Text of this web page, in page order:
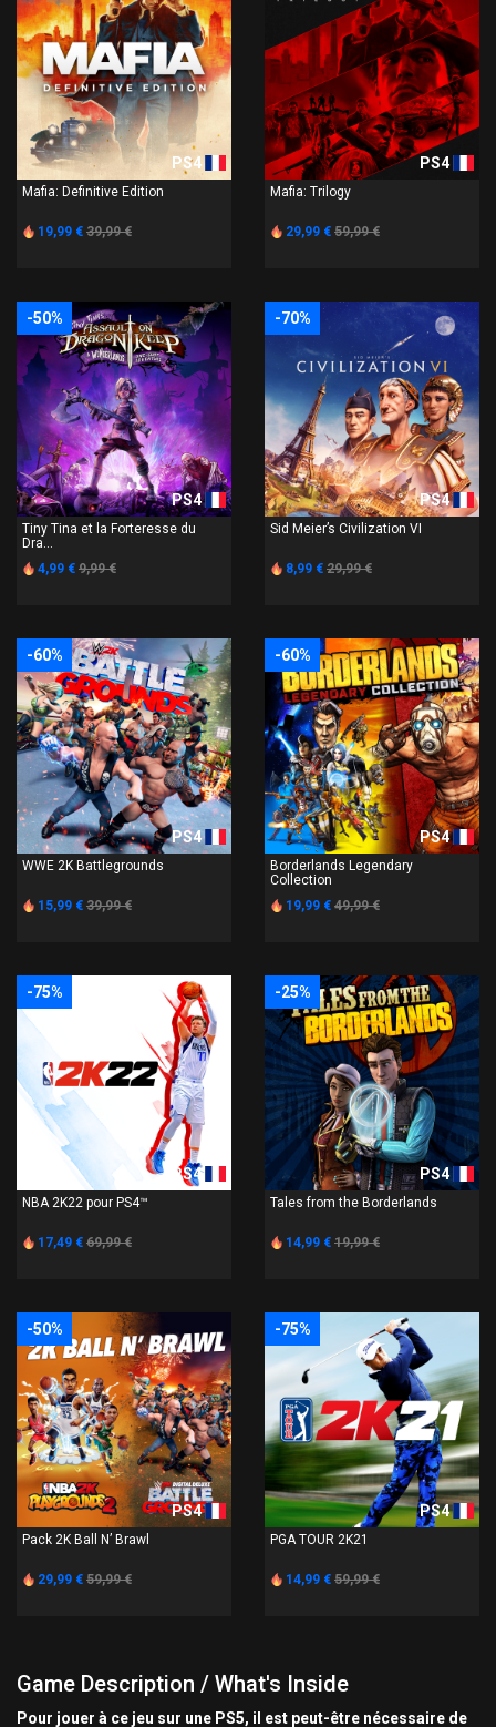
PS4
Mafia: Definitive Edition
19,99 € 39,99 €
PS4
Mafia: Trilogy
29,99 € 59,99 €
-50%
PS4
Tiny Tina et la Forteresse du
Dra...
4,99 € 9,99 €
-70%
PS4
Sid Meier’s Civilization VI
8,99 € 29,99 €
-60%
PS4
WWE 2K Battlegrounds
15,99 € 39,99 €
-60%
PS4
Borderlands Legendary
Collection
19,99 € 49,99 €
-75%
PS4
NBA 2K22 pour PS4™
17,49 € 69,99 €
-25%
PS4
Tales from the Borderlands
14,99 € 19,99 €
-50%
PS4
Pack 2K Ball N’ Brawl
29,99 € 59,99 €
-75%
PS4
PGA TOUR 2K21
14,99 € 59,99 €
Game Description / What's Inside
Pour jouer à ce jeu sur une PS5, il est peut-être nécessaire de